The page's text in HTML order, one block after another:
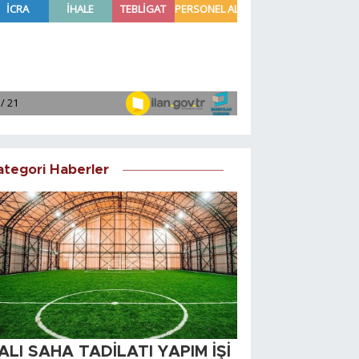
Haberler
SAHA TADİLATI YAPIM İŞİ